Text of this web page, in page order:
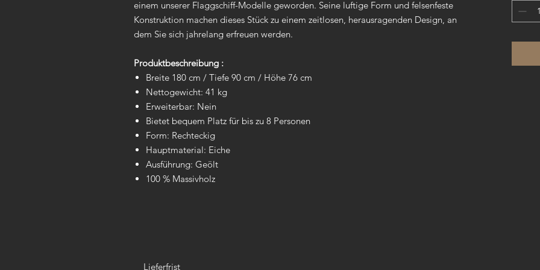
einem unserer Flaggschiff-Modelle geworden. Seine luftige Form und felsenfeste
Konstruktion machen dieses Stück zu einem zeitlosen, herausragenden Design, an
dem Sie sich jahrelang erfreuen werden.
Produktbeschreibung :
Breite 180 cm / Tiefe 90 cm / Höhe 76 cm
Nettogewicht: 41 kg
Erweiterbar: Nein
Bietet bequem Platz für bis zu 8 Personen
Form: Rechteckig
Hauptmaterial: Eiche
Ausführung: Geölt
100 % Massivholz
Lieferfrist